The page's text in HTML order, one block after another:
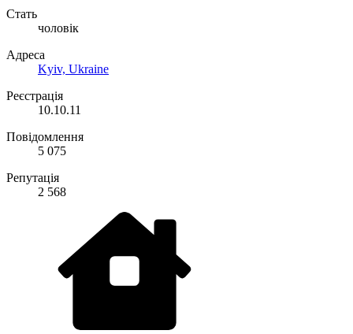
Стать
чоловік
Адреса
Kyiv, Ukraine
Реєстрація
10.10.11
Повідомлення
5 075
Репутація
2 568